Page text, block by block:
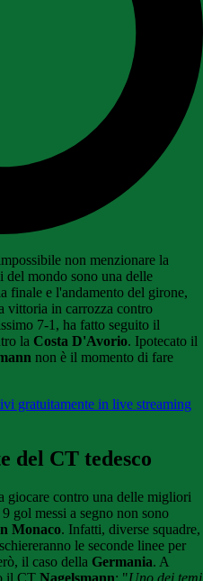
non menzionare la
del mondo sono una delle
finale e l'andamento del girone,
vittoria in carrozza contro
7-1, ha fatto seguito il
la Costa D'Avorio. Ipotecato il
non è il momento di fare
gratuitamente in live streaming
del CT tedesco
giocare contro una delle migliori
gol messi a segno non sono
Monaco. Infatti, diverse squadre,
le seconde linee per
il caso della Germania. A